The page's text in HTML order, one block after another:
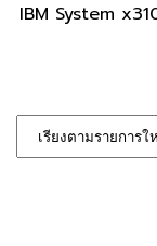
IBM System